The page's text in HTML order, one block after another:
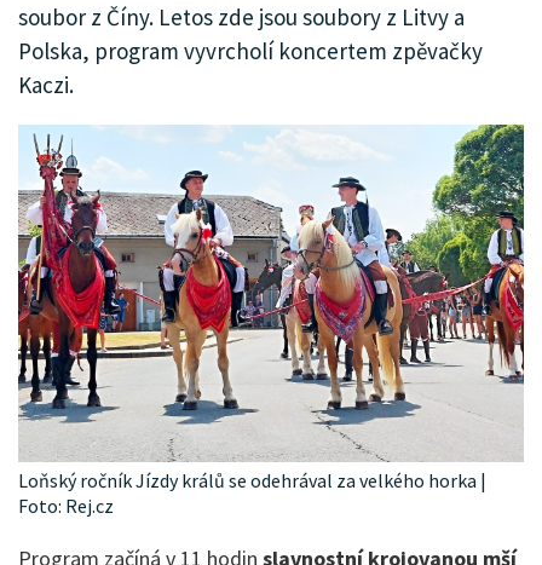
soubor z Číny. Letos zde jsou soubory z Litvy a
Polska, program vyvrcholí koncertem zpěvačky
Kaczi.
Loňský ročník Jízdy králů se odehrával za velkého horka |
Foto: Rej.cz
Program začíná v 11 hodin slavnostní krojovanou mší